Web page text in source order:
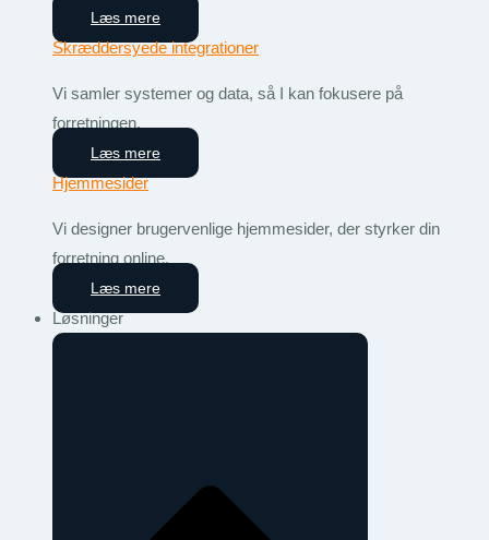
Læs mere
Skræddersyede integrationer
Vi samler systemer og data, så I kan fokusere på
forretningen.
Læs mere
Hjemmesider
Vi designer brugervenlige hjemmesider, der styrker din
forretning online.
Læs mere
Løsninger